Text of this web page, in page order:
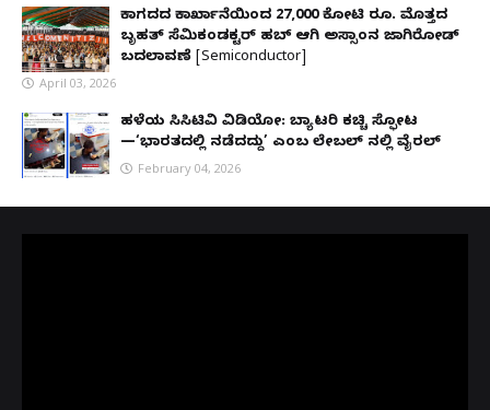
ಕಾಗದದ ಕಾರ್ಖಾನೆಯಿಂದ 27,000 ಕೋಟಿ ರೂ. ಮೊತ್ತದ
ಬೃಹತ್ ಸೆಮಿಕಂಡಕ್ಟರ್ ಹಬ್ ಆಗಿ ಅಸ್ಸಾಂನ ಜಾಗಿರೋಡ್
ಬದಲಾವಣೆ [Semiconductor]
April 03, 2026
ಹಳೆಯ ಸಿಸಿಟಿವಿ ವಿಡಿಯೋ: ಬ್ಯಾಟರಿ ಕಚ್ಚಿ ಸ್ಫೋಟ
—‘ಭಾರತದಲ್ಲಿ ನಡೆದದ್ದು’ ಎಂಬ ಲೇಬಲ್ ನಲ್ಲಿ ವೈರಲ್
February 04, 2026